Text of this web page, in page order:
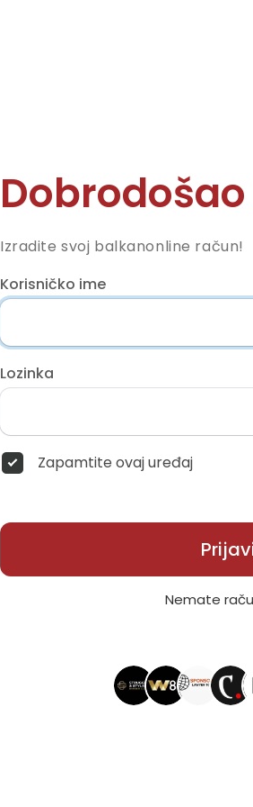
Izradite svoj balkanonline račun!
Korisničko ime
Lozinka
Zapamtite ovaj uređaj
Nemate